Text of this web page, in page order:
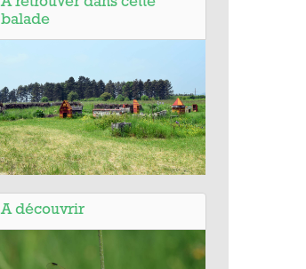
A retrouver dans cette
balade
A découvrir